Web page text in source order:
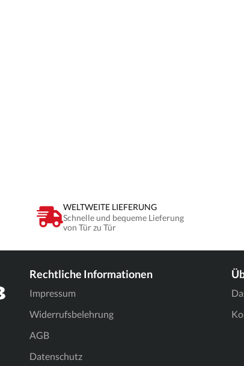
WELTWEITE LIEFERUNG
Schnelle und bequeme Lieferung
von Tür zu Tür
Rechtliche Informationen
Impressum
Widerrufsbelehrung
AGB
Datenschutz